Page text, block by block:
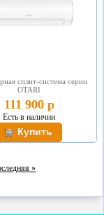
сплит-система серии
OTARI
111 900 р
Есть в наличии
»